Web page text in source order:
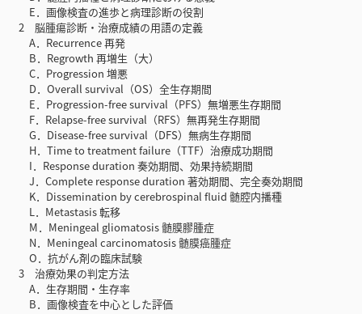
E．画像検査の進歩と病理診断の役割
2 脳腫瘍診断・治療成績の用語の定義
A．Recurrence 再発
B．Regrowth 再増生（大）
C．Progression 増悪
D．Overall survival（OS）全生存期間
E．Progression-free survival（PFS）無増悪生存期間
F．Relapse-free survival（RFS）無再発生存期間
G．Disease-free survival（DFS）無病生存期間
H．Time to treatment failure（TTF）治療成功期間
I．Response duration 奏効期間、効果持続期間
J．Complete response duration 著効期間、完全奏効期間
K．Dissemination by cerebrospinal fluid 髄腔内播種
L．Metastasis 転移
M．Meningeal gliomatosis 髄膜膠腫症
N．Meningeal carcinomatosis 髄膜癌腫症
O．抗がん剤の臨床試験
3 治療効果の判定方法
A．生存期間・生存率
B．画像検査を中心とした評価